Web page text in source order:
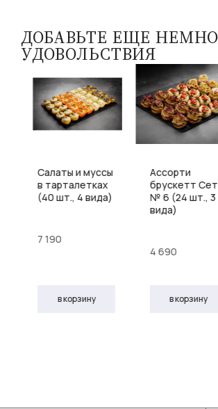
ДОБАВЬТЕ ЕЩЕ
УДОВОЛЬСТВИЯ
Салаты и муссы
в тарталетках
(40 шт., 4 вида)
7 190
в корзину
Ассорти
брускетт Сет
№ 6 (24 шт., 3
вида)
4 690
в корзину